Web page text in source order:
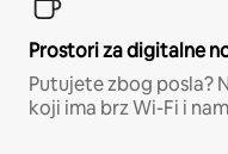
Prostori za digitalne
Putujete zbog posla?
koji ima brz Wi-Fi i